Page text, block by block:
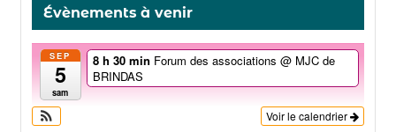
Évènements à venir
SEP
5
sam
8 h 30 min Forum des associations @ MJC de
BRINDAS
Voir le calendrier